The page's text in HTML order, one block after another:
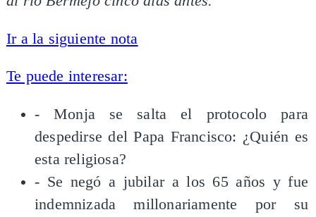
Ir a la siguiente nota
Te puede interesar:
- Monja se salta el protocolo para
despedirse del Papa Francisco: ¿Quién es
esta religiosa?
- Se negó a jubilar a los 65 años y fue
indemnizada millonariamente por su